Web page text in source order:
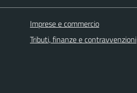
Imprese e commercio
Tributi, finanze e contravvenzioni